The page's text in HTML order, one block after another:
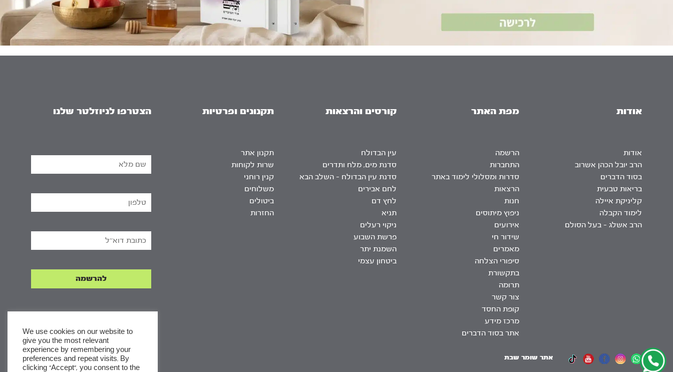
אודות
אודות
הרב יובל הכהן אשרוב
בסוד הדברים
בריאות טבעית
קליניקת איילה
לימוד הקבלה
הרב אשלג – בעל הסולם
מפת האתר
הרשמה
התחברות
סדרות ומסלולי לימוד באתר
הרצאות
חנות
ניפוץ מיתוסים
אירועים
שידור חי
מאמרים
סיפורי הצלחה
בתקשורת
תרומה
צור קשר
קופת החסד
מרכז מידע
אתר בסוד הדברים
קורסים והרצאות
עין הבדולח
סדנת מים, מלח ותדרים
סדנת עין הבדולח – השלב הבא
לחם אבירים
לחץ דם
תניא
ניקוי רעלים
פרשת השבוע
השמנת יתר
ביטחון עצמי
תקנונים ופרטיות
תקנון אתר
שרות לקוחות
קנין רוחני
משלוחים
ביטולים
החזרות
הצטרפו לניוזלטר שלנו
אתר שומר שבת
We use cookies on our website to
give you the most relevant
experience by remembering your
preferences and repeat visits. By
clicking “Accept”, you consent to the
x